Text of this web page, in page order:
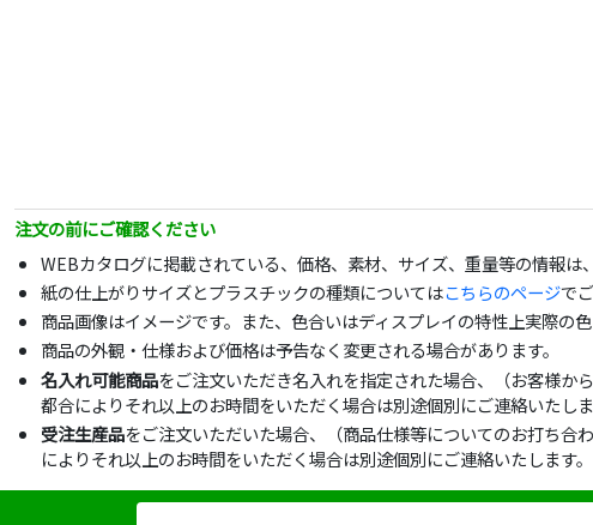
注文の前にご確認ください
WEBカタログに掲載されている、価格、素材、サイズ、重量等の情報
紙の仕上がりサイズとプラスチックの種類についてはこちらのページで
商品画像はイメージです。また、色合いはディスプレイの特性上実際の
商品の外観・仕様および価格は予告なく変更される場合があります。
名入れ可能商品をご注文いただき名入れを指定された場合、（お客様か
都合によりそれ以上のお時間をいただく場合は別途個別にご連絡いたしま
受注生産品をご注文いただいた場合、（商品仕様等についてのお打ち合
によりそれ以上のお時間をいただく場合は別途個別にご連絡いたします。